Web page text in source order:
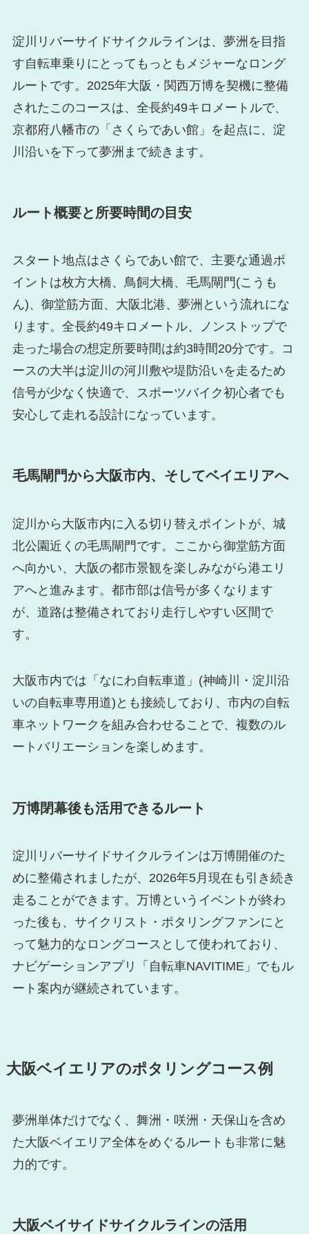
淀川リバーサイドサイクルラインは、夢洲を目指
す自転車乗りにとってもっともメジャーなロング
ルートです。2025年大阪・関西万博を契機に整備
されたこのコースは、全長約49キロメートルで、
京都府八幡市の「さくらであい館」を起点に、淀
川沿いを下って夢洲まで続きます。
ルート概要と所要時間の目安
スタート地点はさくらであい館で、主要な通過ポ
イントは枚方大橋、鳥飼大橋、毛馬閘門(こうも
ん)、御堂筋方面、大阪北港、夢洲という流れにな
ります。全長約49キロメートル、ノンストップで
走った場合の想定所要時間は約3時間20分です。コ
ースの大半は淀川の河川敷や堤防沿いを走るため
信号が少なく快適で、スポーツバイク初心者でも
安心して走れる設計になっています。
毛馬閘門から大阪市内、そしてベイエリアへ
淀川から大阪市内に入る切り替えポイントが、城
北公園近くの毛馬閘門です。ここから御堂筋方面
へ向かい、大阪の都市景観を楽しみながら港エリ
アへと進みます。都市部は信号が多くなります
が、道路は整備されており走行しやすい区間で
す。
大阪市内では「なにわ自転車道」(神崎川・淀川沿
いの自転車専用道)とも接続しており、市内の自転
車ネットワークを組み合わせることで、複数のル
ートバリエーションを楽しめます。
万博閉幕後も活用できるルート
淀川リバーサイドサイクルラインは万博開催のた
めに整備されましたが、2026年5月現在も引き続き
走ることができます。万博というイベントが終わ
った後も、サイクリスト・ポタリングファンにと
って魅力的なロングコースとして使われており、
ナビゲーションアプリ「自転車NAVITIME」でもル
ート案内が継続されています。
大阪ベイエリアのポタリングコース例
夢洲単体だけでなく、舞洲・咲洲・天保山を含め
た大阪ベイエリア全体をめぐるルートも非常に魅
力的です。
大阪ベイサイドサイクルラインの活用